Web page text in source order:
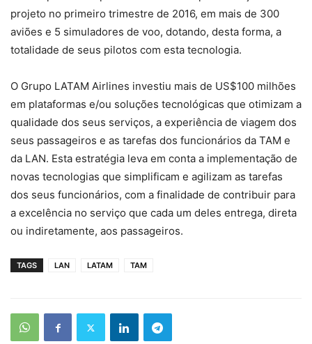
projeto no primeiro trimestre de 2016, em mais de 300
aviões e 5 simuladores de voo, dotando, desta forma, a
totalidade de seus pilotos com esta tecnologia.
O Grupo LATAM Airlines investiu mais de US$100 milhões
em plataformas e/ou soluções tecnológicas que otimizam a
qualidade dos seus serviços, a experiência de viagem dos
seus passageiros e as tarefas dos funcionários da TAM e
da LAN. Esta estratégia leva em conta a implementação de
novas tecnologias que simplificam e agilizam as tarefas
dos seus funcionários, com a finalidade de contribuir para
a excelência no serviço que cada um deles entrega, direta
ou indiretamente, aos passageiros.
TAGS LAN LATAM TAM